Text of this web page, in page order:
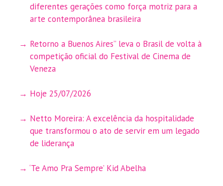
diferentes gerações como força motriz para a
arte contemporânea brasileira
Retorno a Buenos Aires” leva o Brasil de volta à
competição oficial do Festival de Cinema de
Veneza
Hoje 25/07/2026
Netto Moreira: A excelência da hospitalidade
que transformou o ato de servir em um legado
de liderança
‘Te Amo Pra Sempre’ Kid Abelha